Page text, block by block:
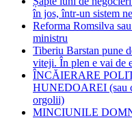
în jos, într-un sistem
Reforma Romsilva
ministru
Tiberiu Barstan pune
viteji. În plen e vai de
ÎNCĂIERARE
HUNEDOAREI (sau
orgolii)
MINCIUNILE